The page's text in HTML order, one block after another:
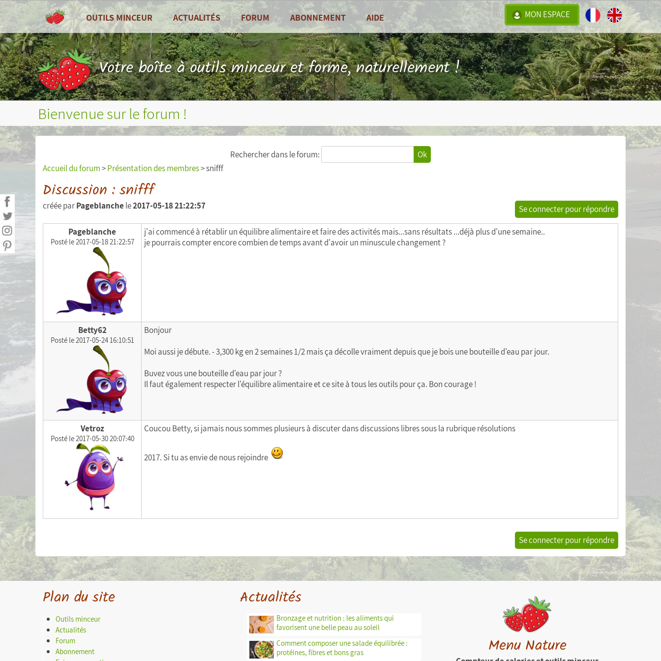
MON ESPACE
OUTILS MINCEUR
TOUS LES OUTILS
Tableau de bord
Compteur de calories
Combien de calories par jour ?
Journal alimentaire
Courbes de poids, tour de taille, etc...
Mesures (poids, tour de taille, etc...)
Objectifs personnels
Statistiques personnelles
Calculer mon Indice de Masse Corporelle
Liste de courses
Menu de la semaine
Exporter mes données
ACTUALITÉS
Toutes les actualités
Recettes de cuisine
Zoom sur ...
Fruits et légumes de saison
FORUM ABONNEMENT AIDE
Foire Aux Questions
Contact
Votre boîte à outils minceur et forme, naturellement !
Bienvenue sur le forum !
Rechercher dans le forum:
Ok
Accueil du forum>Présentation des membres> snifff
Discussion : snifff
créée parPageblanche le2017-05-18 21:22:57 Se connecter pour répondre
Pageblanche
Posté le 2017-05-18 21:22:57
j'ai commencé à rétablir un équilibre alimentaire et faire des activités mais...sans résultats ...déjà plus d'une semaine..
je pourrais compter encore combien de temps avant d'avoir un minuscule changement ?
Betty62
Posté le 2017-05-24 16:10:51
Bonjour
Moi aussi je débute. - 3,300 kg en 2 semaines 1/2 mais ça décolle vraiment depuis que je bois une bouteille d'eau par jour.
Buvez vous une bouteille d'eau par jour ?
Il faut également respecter l'équilibre alimentaire et ce site à tous les outils pour ça. Bon courage !
Vetroz
Posté le 2017-05-30 20:07:40
Coucou Betty, si jamais nous sommes plusieurs à discuter dans discussions libres sous la rubrique résolutions
2017. Si tu as envie de nous rejoindre
Se connecter pour répondre
Plan du site
Outils minceur
Actualités
Forum
Abonnement
Actualités
Bronzage et nutrition : les aliments qui
favorisent une belle peau au soleil
Comment composer une salade équilibrée :
protéines, fibres et bons gras
Menu Nature